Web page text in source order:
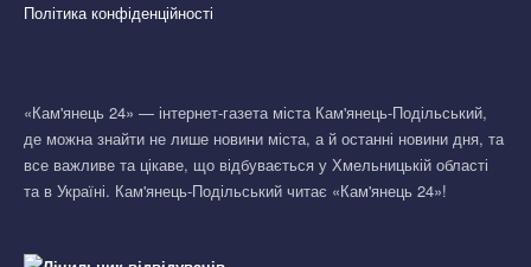
Політика конфіденційності
«Кам'янець 24» — інтернет-газета міста Кам'янець-Подільський,
де можна знайти не лише новини міста, а й останні новини дня, та
все важливе та цікаве, що відбувається у Хмельницькій області
та в Україні. Кам'янець-Подільський читає «Кам'янець 24»!